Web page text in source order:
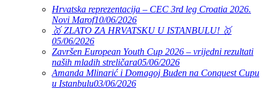
Hrvatska reprezentacija – CEC 3rd leg Croatia 2026.
Novi Marof10/06/2026
🥇 ZLATO ZA HRVATSKU U ISTANBULU! 🥇
05/06/2026
Završen European Youth Cup 2026 – vrijedni rezultati
naših mladih streličara05/06/2026
Amanda Mlinarić i Domagoj Buden na Conquest Cupu
u Istanbulu03/06/2026